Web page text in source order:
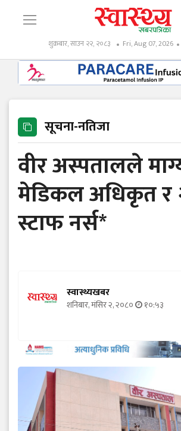
शुक्रबार, साउन २२, २०८३ Fri, Aug 07, 2026
सूचना-नतिजा
वीर अस्पतालले
मेडिकल अधिकृत र
स्टाफ नर्स*
स्वास्थ्यखबर
शनिबार, मंसिर २, २०८० १०:५३